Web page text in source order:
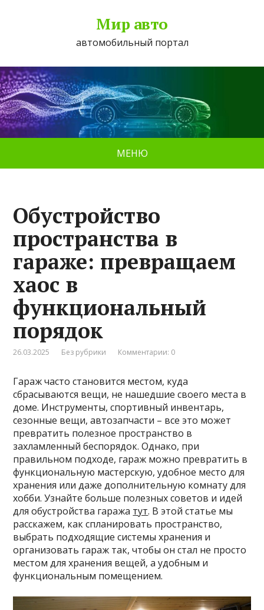
Мир авто
автомобильный портал
МЕНЮ
Обустройство
пространства в
гараже: превращаем
хаос в
функциональный
порядок
26.03.2025 Без рубрики Комментарии: 0
Гараж часто становится местом, куда
сбрасываются вещи, не нашедшие своего места в
доме. Инструменты, спортивный инвентарь,
сезонные вещи, автозапчасти – все это может
превратить полезное пространство в
захламленный беспорядок. Однако, при
правильном подходе, гараж можно превратить в
функциональную мастерскую, удобное место для
хранения или даже дополнительную комнату для
хобби. Узнайте больше полезных советов и идей
для обустройства гаража тут. В этой статье мы
расскажем, как спланировать пространство,
выбрать подходящие системы хранения и
организовать гараж так, чтобы он стал не просто
местом для хранения вещей, а удобным и
функциональным помещением.